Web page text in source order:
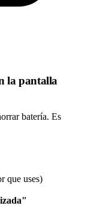
la pantalla
batería. Es
que uses)